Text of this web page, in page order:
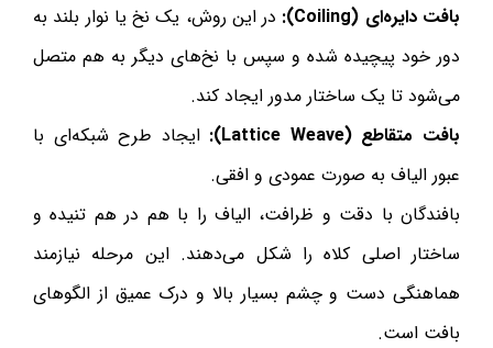
بافت دایره‌ای (Coiling):
در این روش، یک نخ یا نوار بلند به
دور خود پیچیده شده و سپس با نخ‌های دیگر به هم متصل
می‌شود تا یک ساختار مدور ایجاد کند.
بافت متقاطع (Lattice Weave):
ایجاد طرح شبکه‌ای با
عبور الیاف به صورت عمودی و افقی.
بافندگان با دقت و ظرافت، الیاف را با هم در هم تنیده و
ساختار اصلی کلاه را شکل می‌دهند. این مرحله نیازمند
هماهنگی دست و چشم بسیار بالا و درک عمیق از الگوهای
بافت است.